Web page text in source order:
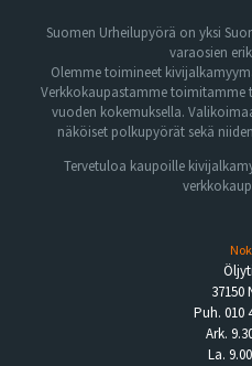
Suomen Urheilupyörä on yksi
varaosien
Olemme toimineet
Verkkokaupastamme toimitamme
vuoden kokemuksella.
näköiset polkupyörät sekä
Tervetuloa kaupoille
37150
Puh. 010
Ark.
La.